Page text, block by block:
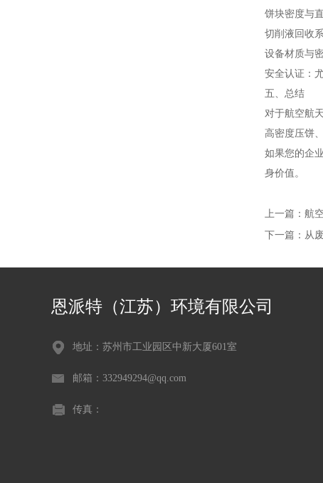
饼块密度与
切削液回收
设备材质与
安全认证：
五、总结
对于航空航
高密度压饼
如果您的企
身价值。
上一篇： 航
下一篇： 从
恩派特（江苏）环境有限公司
地址：苏州市工业园区中新大厦601室
邮箱：332949294@qq.com
传真：